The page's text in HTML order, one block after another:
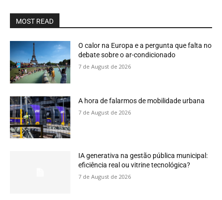
MOST READ
O calor na Europa e a pergunta que falta no
debate sobre o ar-condicionado
7 de August de 2026
A hora de falarmos de mobilidade urbana
7 de August de 2026
IA generativa na gestão pública municipal:
eficiência real ou vitrine tecnológica?
7 de August de 2026